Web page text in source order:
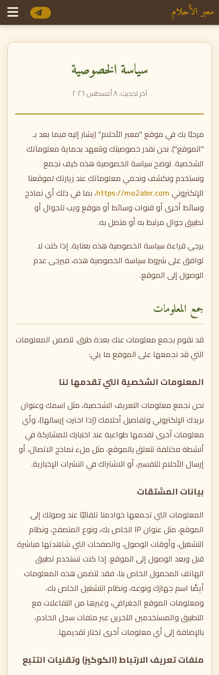
معبر الأحلام
سياسة الخصوصية
آخر تحديث:٨ أغسطس ٢٠٢٦
مرحبًا بك في موقع "معبر الأحلام" (يشار إليه فيما بعد بـ
"الموقع"). نحن نقدر خصوصيتك ونتعهد بحماية معلوماتك
الشخصية. توضح سياسة الخصوصية هذه كيف نجمع
ونستخدم ونكشف ونحمي معلوماتك عند زيارتك لموقعنا
الإلكترونيhttps://mo2abir.com، بما في ذلك أي نماذج
وسائط أخرى أو قنوات وسائط أو موقع ويب للجوال أو
تطبيق جوال مرتبط به أو متصل به.
يرجى قراءة سياسة الخصوصية هذه بعناية. إذا كنت لا
توافق على شروط سياسة الخصوصية هذه، فيرجى عدم
الوصول إلى الموقع.
جمع المعلومات
قد نقوم بجمع معلومات عنك بعدة طرق. تتضمن المعلومات
التي قد نجمعها على الموقع ما يلي:
المعلومات الشخصية التي تقدمها لنا
نحن نجمع معلومات التعريف الشخصية، مثل اسمك وعنوان
بريدك الإلكتروني وتفاصيل أحلامك (إذا اخترت إرسالها)، وأي
معلومات أخرى تقدمها طواعية عند اختيارك للمشاركة في
أنشطة مختلفة تتعلق بالموقع، مثل ملء نماذج الاتصال، أو
إرسال الأحلام للتفسير، أو الاشتراك في النشرات الإخبارية.
بيانات المشتقات
المعلومات التي تجمعها خوادمنا تلقائيًا عند وصولك إلى
الموقع، مثل عنوان IP الخاص بك، ونوع المتصفح، ونظام
التشغيل، وأوقات الوصول، والصفحات التي شاهدتها مباشرة
قبل وبعد الوصول إلى الموقع. إذا كنت تستخدم تطبيق
الهاتف المحمول الخاص بنا، فقد تتضمن هذه المعلومات
أيضًا اسم جهازك ونوعه، ونظام التشغيل الخاص بك،
ومعلومات الموقع الجغرافي، وغيرها من التفاعلات مع
التطبيق والمستخدمين الآخرين عبر ملفات سجل الخادم،
بالإضافة إلى أي معلومات أخرى تختار تقديمها.
ملفات تعريف الارتباط (الكوكيز) وتقنيات التتبع